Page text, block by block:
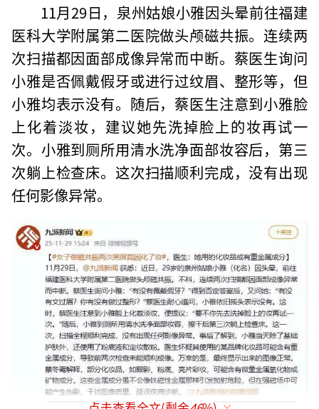
11月29日，泉州姑娘小雅因头晕前往福建
医科大学附属第二医院做头颅磁共振。连续两
次扫描都因面部成像异常而中断。蔡医生询问
小雅是否佩戴假牙或进行过纹眉、整形等，但
小雅均表示没有。随后，蔡医生注意到小雅脸
上化着淡妆，建议她先洗掉脸上的妆再试一
次。小雅到厕所用清水洗净面部妆容后，第三
次躺上检查床。这次扫描顺利完成，没有出现
任何影像异常。